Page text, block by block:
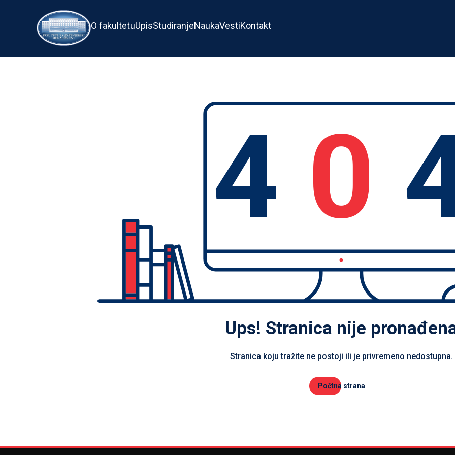
O fakultetuUpisStudiranjeNaukaVestiKontakt
4 0
Ups! Stranica nije
Stranica koju tražite ne postoji ili je privremeno nedostupna.
Počtna strana